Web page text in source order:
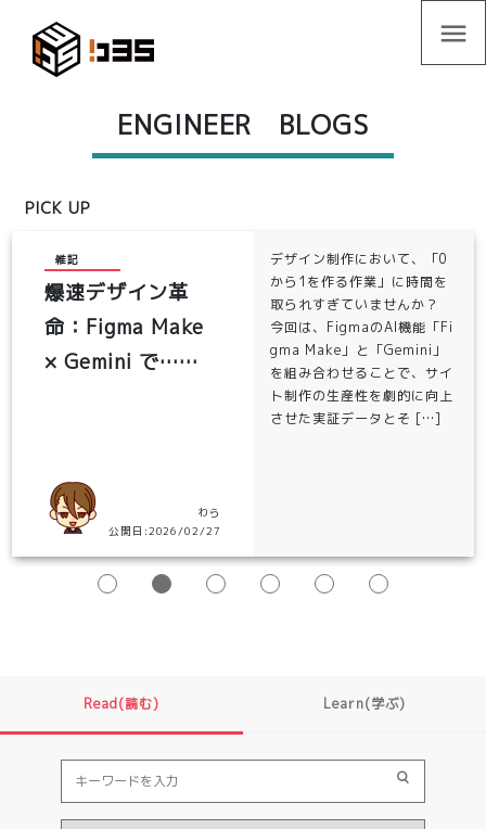
menu
ENGINEER BLOGS
PICK UP
雑記
爆速デザイン革
命：Figma Make
× Gemini で……
わら
公開日:2026/02/27
デザイン制作において、「0
から1を作る作業」に時間を
取られすぎていませんか？
今回は、FigmaのAI機能「Fi
gma Make」と「Gemini」
を組み合わせることで、サイ
ト制作の生産性を劇的に向上
させた実証データとそ […]
Read(読む) Learn(学ぶ)